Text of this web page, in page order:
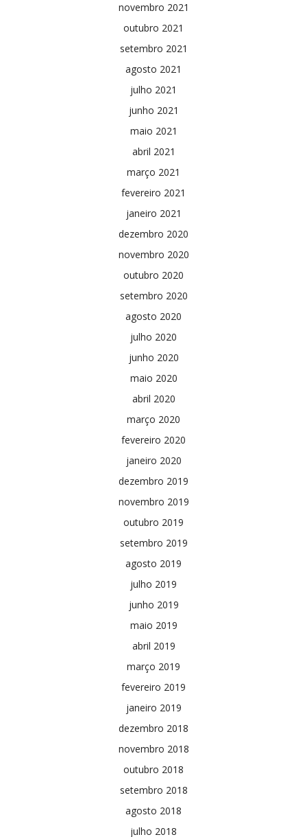
novembro 2021
outubro 2021
setembro 2021
agosto 2021
julho 2021
junho 2021
maio 2021
abril 2021
março 2021
fevereiro 2021
janeiro 2021
dezembro 2020
novembro 2020
outubro 2020
setembro 2020
agosto 2020
julho 2020
junho 2020
maio 2020
abril 2020
março 2020
fevereiro 2020
janeiro 2020
dezembro 2019
novembro 2019
outubro 2019
setembro 2019
agosto 2019
julho 2019
junho 2019
maio 2019
abril 2019
março 2019
fevereiro 2019
janeiro 2019
dezembro 2018
novembro 2018
outubro 2018
setembro 2018
agosto 2018
julho 2018